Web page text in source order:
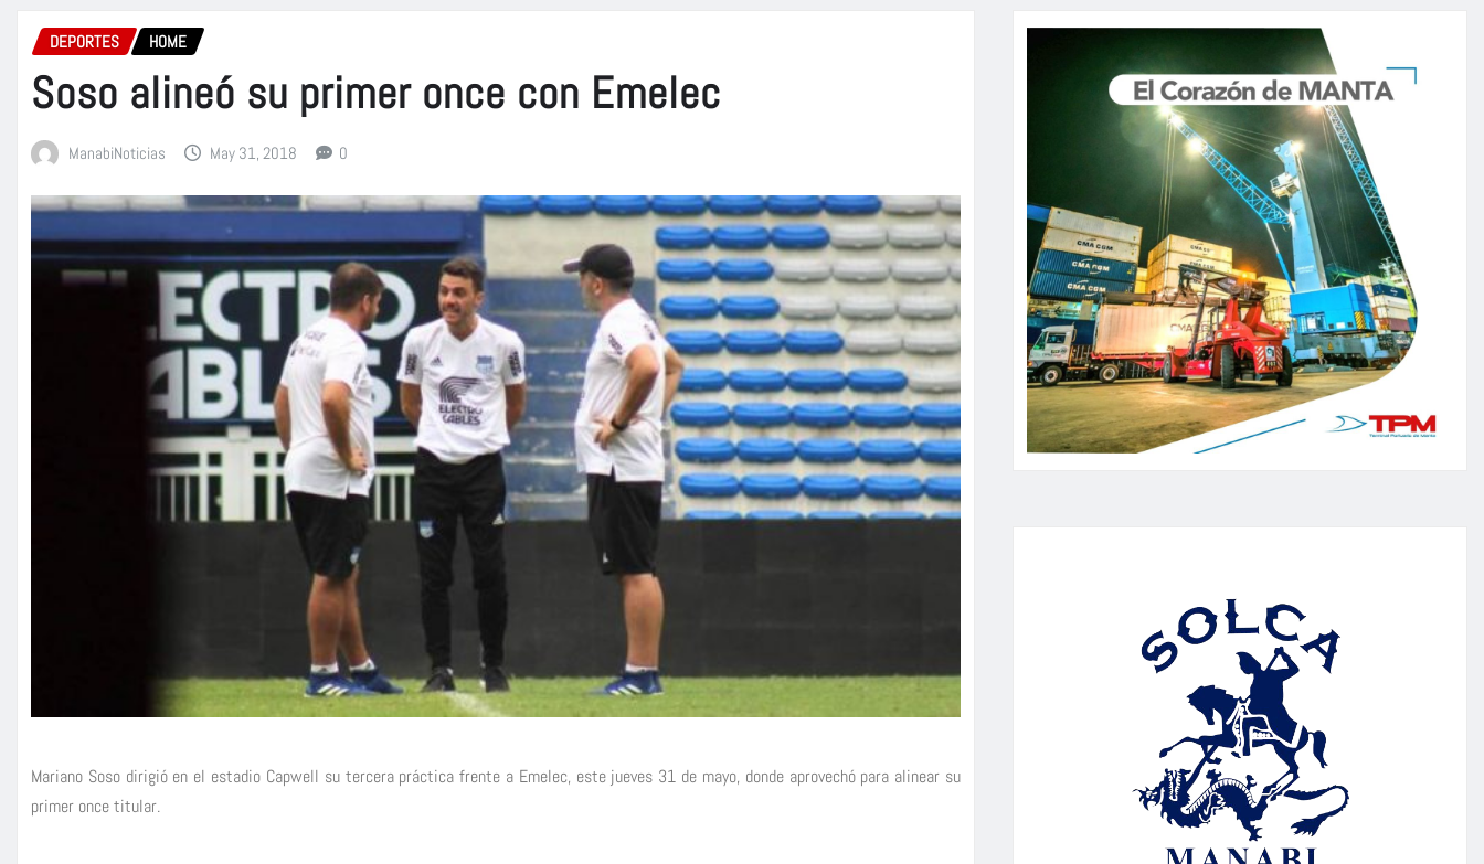
DEPORTES HOME
Soso alineó su primer once con Emelec
ManabiNoticias May 31, 2018 0
Mariano Soso dirigió en el estadio Capwell su tercera práctica frente a Emelec, este jueves 31 de mayo, donde aprovechó para alinear su
primer once titular.